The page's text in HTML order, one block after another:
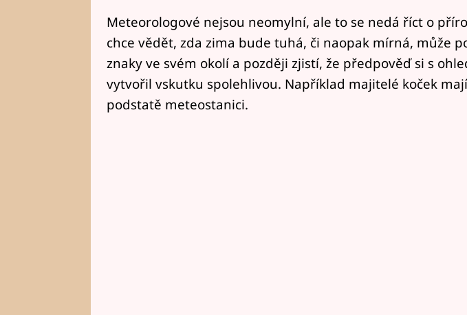
Meteorologové nejsou neomylní, ale to se nedá říct o
chce vědět, zda zima bude tuhá, či naopak mírná, může
znaky ve svém okolí a později zjistí, že předpověď si s
vytvořil vskutku spolehlivou. Například majitelé koček
podstatě meteostanici.